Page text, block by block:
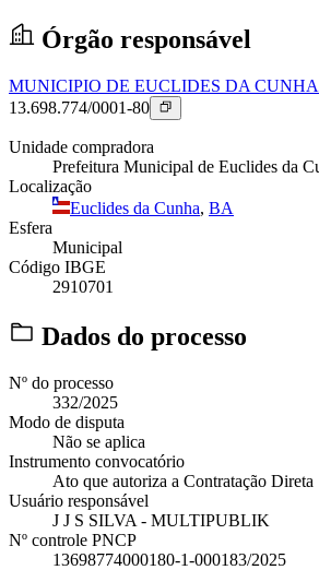
Órgão responsável
MUNICIPIO DE EUCLIDES DA CUNHA
13.698.774/0001-80
Unidade compradora
Prefeitura Municipal de Euclides da
Localização
Euclides da Cunha, BA
Esfera
Municipal
Código IBGE
2910701
Dados do processo
Nº do processo
332/2025
Modo de disputa
Não se aplica
Instrumento convocatório
Ato que autoriza a Contratação Direta
Usuário responsável
J J S SILVA - MULTIPUBLIK
Nº controle PNCP
13698774000180-1-000183/2025